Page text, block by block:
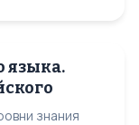
языка.
знания